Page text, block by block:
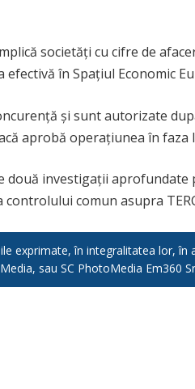
societăți cu cifre de
în Spațiul Economic
și sunt autorizate
aprobă operațiunea în
două investigații
comun asupra
exprimate, în integralitatea lor,
sau SC PhotoMedia Em360